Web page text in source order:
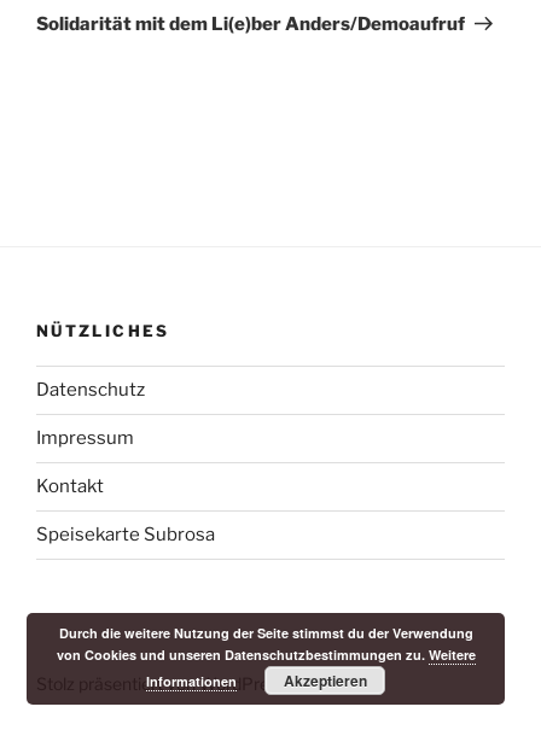
Beitrag
Solidarität mit dem Li(e)ber Anders/Demoaufruf
NÜTZLICHES
Datenschutz
Impressum
Kontakt
Speisekarte Subrosa
Stolz präsentiert von WordPress
Durch die weitere Nutzung der Seite stimmst du der Verwendung
von Cookies und unseren Datenschutzbestimmungen zu. Weitere
Informationen
Akzeptieren